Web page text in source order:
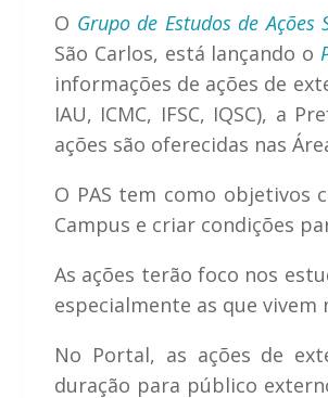
O Grupo de Estudos de Ações
São Carlos, está lançando o
informações de ações de
IAU, ICMC, IFSC, IQSC), a
ações são oferecidas nas
O PAS tem como objetivos
Campus e criar condições
As ações terão foco nos
especialmente as que vivem
No Portal, as ações de
duração para público